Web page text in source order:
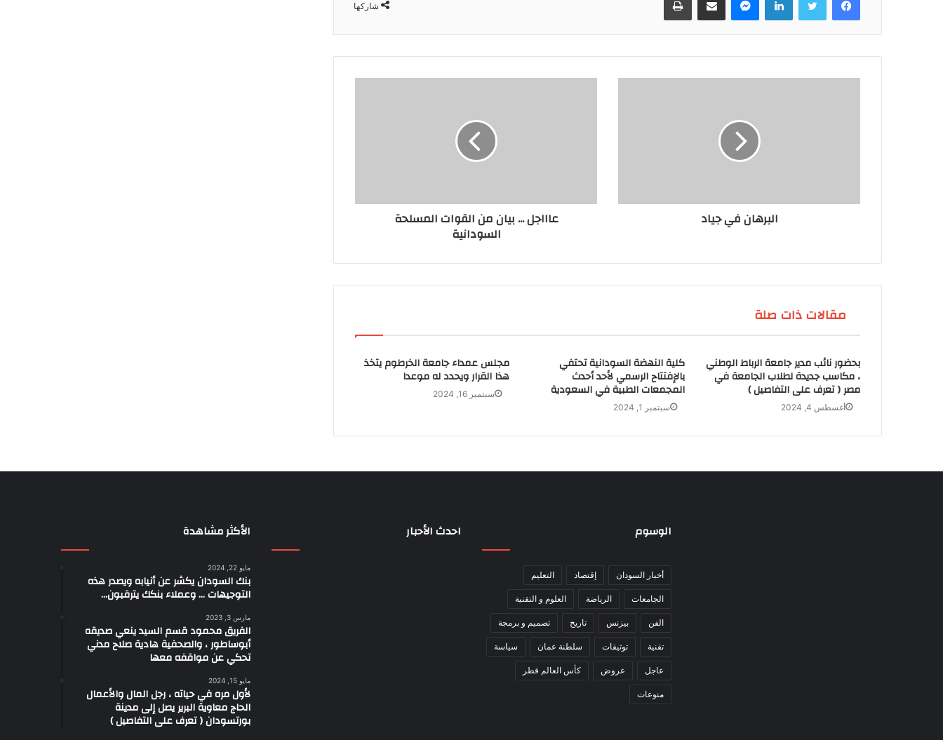
شاركها
عاااجل ... بيان من القوات المسلحة
السودانية
البرهان في جياد
مقالات ذات صلة
مجلس عمداء جامعة الخرطوم يتخذ
هذا القرار ويحدد له موعدا
سبتمبر 16, 2024
كلية النهضة السودانية تحتفي
بالإفتتاح الرسمي لأحد أحدث
المجمعات الطبية في السعودية
سبتمبر 1, 2024
بحضور نائب مدير جامعة الرباط الوطني
، مكاسب جديدة لطلاب الجامعة في
مصر ( تعرف على التفاصيل )
أغسطس 4, 2024
الأكثر مشاهدة
مايو 22, 2024
بنك السودان يكشر عن أنيابه ويصدر هذه
التوجيهات … وعملاء بنكك يترقبون…
مارس 3, 2023
الفريق محمود قسم السيد ينعي صديقه
أبوساطور ، والصحفية هادية صلاح مدني
تحكي عن مواقفه معها
مايو 15, 2024
لأول مره في حياته ، رجل المال والأعمال
الحاج معاوية البرير يصل إلى مدينة
بورتسودان ( تعرف على التفاصيل )
احدث الأحبار الوسوم
أخبار السودان إقتصاد التعليم
الجامعات الرياضة العلوم و التقنية
الفن بيزنس تاريخ تصميم و برمجة
تقنية توثيقات سلطنة عمان سياسة
عاجل عروض كأس العالم قطر
منوعات